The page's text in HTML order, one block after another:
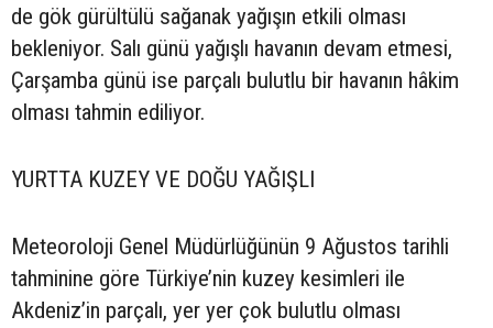
de gök gürültülü sağanak yağışın etkili olması
bekleniyor. Salı günü yağışlı havanın devam etmesi,
Çarşamba günü ise parçalı bulutlu bir havanın hâkim
olması tahmin ediliyor.
YURTTA KUZEY VE DOĞU YAĞIŞLI
Meteoroloji Genel Müdürlüğünün 9 Ağustos tarihli
tahminine göre Türkiye’nin kuzey kesimleri ile
Akdeniz’in parçalı, yer yer çok bulutlu olması